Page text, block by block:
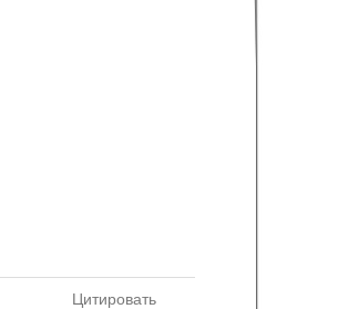
Цитировать